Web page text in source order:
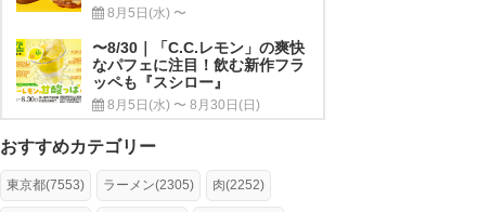
8月5日(水) 〜
〜8/30｜「C.C.レモン」の爽快
なパフェに注目！飲む新作フラ
ッペも『スシロー』
8月5日(水) 〜 8月30日(日)
おすすめカテゴリー
東京都(7553) ラーメン(2305) 肉(2252)